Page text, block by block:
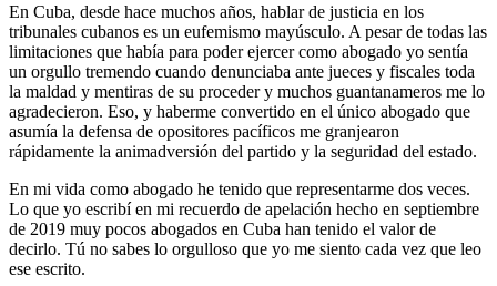
En Cuba, desde hace muchos años, hablar de justicia en los
tribunales cubanos es un eufemismo mayúsculo. A pesar de todas las
limitaciones que había para poder ejercer como abogado yo sentía
un orgullo tremendo cuando denunciaba ante jueces y fiscales toda
la maldad y mentiras de su proceder y muchos guantanameros me lo
agradecieron. Eso, y haberme convertido en el único abogado que
asumía la defensa de opositores pacíficos me granjearon
rápidamente la animadversión del partido y la seguridad del estado.
En mi vida como abogado he tenido que representarme dos veces.
Lo que yo escribí en mi recuerdo de apelación hecho en septiembre
de 2019 muy pocos abogados en Cuba han tenido el valor de
decirlo. Tú no sabes lo orgulloso que yo me siento cada vez que leo
ese escrito.